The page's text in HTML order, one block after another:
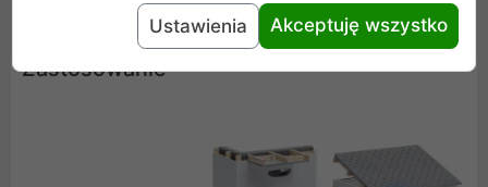
Zastosowanie
Ustawienia Akceptuję wszystko